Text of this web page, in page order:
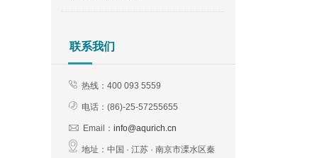
联系我们
热线：400 093 5559
电话：(86)-25-57255655
Email： info@aqurich.cn
地址： 中国 · 江苏 · 南京市溧水区秦